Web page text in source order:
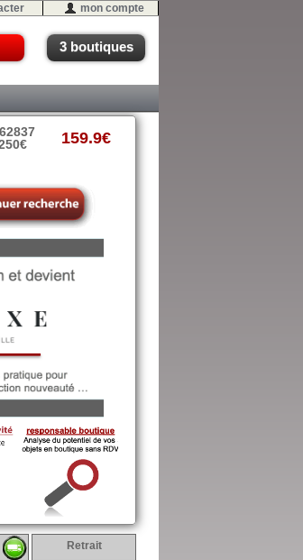
mon compte
3 boutiques
159.9€
Retrait